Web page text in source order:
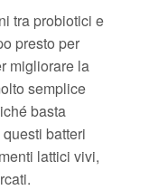
tra probiotici e
presto per
migliorare la
semplice
basta
batteri
lattici vivi,